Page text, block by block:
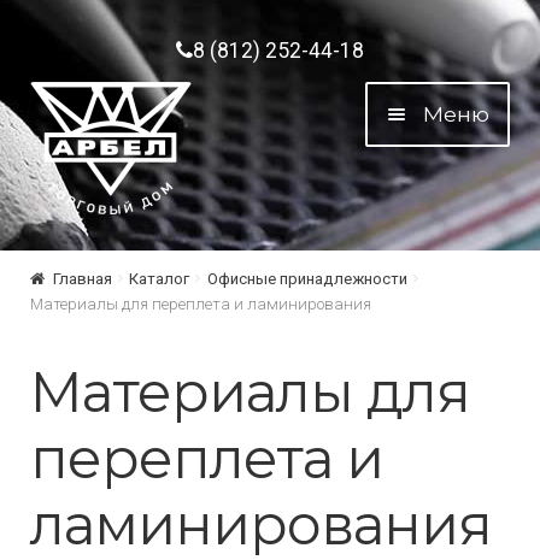
Перейти к навигации
Перейти к содержимому8 (812) 252-44-18
Меню
Главная Каталог
Офисные принадлежности
Материалы для переплета и ламинирования
Материалы для
переплета и
ламинирования